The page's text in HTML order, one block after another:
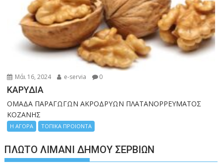
Μάι 16, 2024 e-servia 0
ΚΑΡΥΔΙΑ
ΟΜΑΔΑ ΠΑΡΑΓΩΓΩΝ ΑΚΡΟΔΡΥΩΝ ΠΛΑΤΑΝΟΡΡΕΥΜΑΤΟΣ
ΚΟΖΑΝΗΣ
Η ΑΓΟΡΑ ΤΟΠΙΚΑ ΠΡΟΙΟΝΤΑ
ΠΛΩΤΌ ΛΙΜΆΝΙ ΔΉΜΟΥ ΣΕΡΒΊΩΝ